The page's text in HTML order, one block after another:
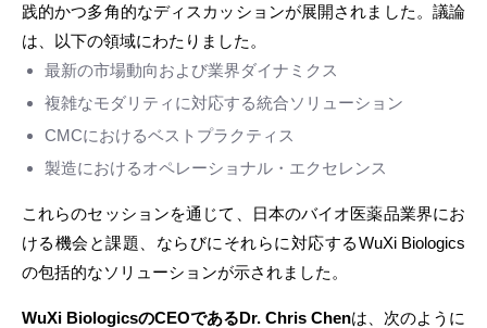
践的かつ多角的なディスカッションが展開されました。議論
は、以下の領域にわたりました。
最新の市場動向および業界ダイナミクス
複雑なモダリティに対応する統合ソリューション
CMCにおけるベストプラクティス
製造におけるオペレーショナル・エクセレンス
これらのセッションを通じて、日本のバイオ医薬品業界にお
ける機会と課題、ならびにそれらに対応するWuXi Biologics
の包括的なソリューションが示されました。
WuXi BiologicsのCEOであるDr. Chris Chenは、次のように